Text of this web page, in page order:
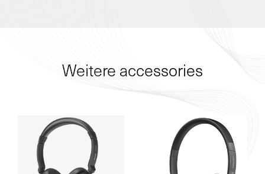
Weitere accessories